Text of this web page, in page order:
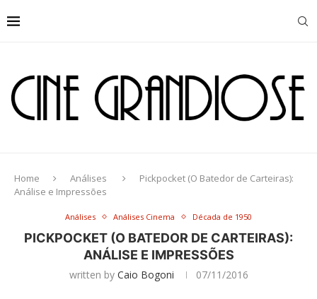
Home Análises
Pickpocket (O Batedor de Carteiras):
Análise e Impressões
Análises Análises Cinema Década de 1950
PICKPOCKET (O BATEDOR DE CARTEIRAS):
ANÁLISE E IMPRESSÕES
written by Caio Bogoni 07/11/2016